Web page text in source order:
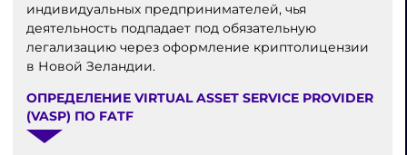
индивидуальных предпринимателей, чья
деятельность подпадает под обязательную
легализацию через оформление криптолицензии
в Новой Зеландии.
ОПРЕДЕЛЕНИЕ VIRTUAL ASSET SERVICE PROVIDER
(VASP) ПО FATF